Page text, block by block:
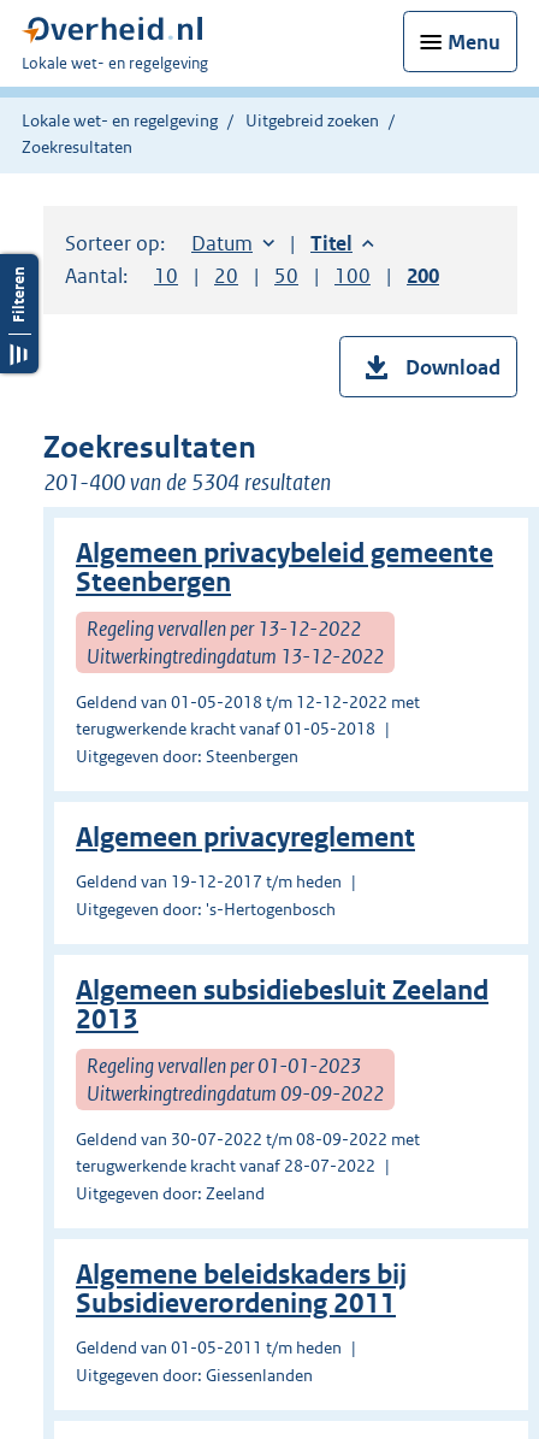
Menu
U
bent
hier:
Lokale wet- en regelgeving
Lokale wet- en regelgeving
Uitgebreid zoeken
Zoekresultaten
Sorteer op: Sorteer op:
Datum aflopendSorteer op:
Titel aflopend
Aantal:
Toon
10 resultaten per pagina
Toon
20 resultaten per pagina
Toon
50 resultaten per pagina
Toon
100 resultaten per
Toon
200
Download
Zoekresultaten
201-400 van de 5304 resultaten
Algemeen privacybeleid gemeente
Steenbergen
Regeling vervallen per 13-12-2022
Uitwerkingtredingdatum 13-12-2022
Geldend van 01-05-2018 t/m 12-12-2022 met
terugwerkende kracht vanaf 01-05-2018
Uitgegeven door: Steenbergen
Algemeen privacyreglement
Geldend van 19-12-2017 t/m heden
Uitgegeven door: 's-Hertogenbosch
Algemeen subsidiebesluit Zeeland
2013
Regeling vervallen per 01-01-2023
Uitwerkingtredingdatum 09-09-2022
Geldend van 30-07-2022 t/m 08-09-2022 met
terugwerkende kracht vanaf 28-07-2022
Uitgegeven door: Zeeland
Algemene beleidskaders bij
Subsidieverordening 2011
Geldend van 01-05-2011 t/m heden
Uitgegeven door: Giessenlanden